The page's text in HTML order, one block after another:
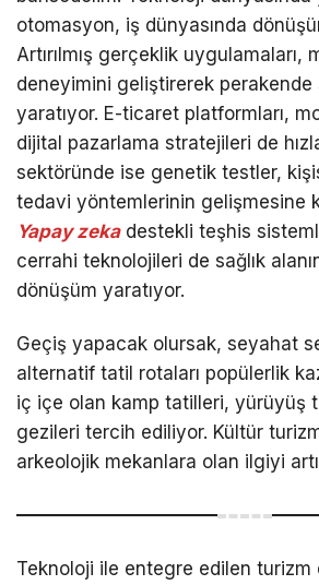
otomasyon, iş dünyasında
Artırılmış gerçeklik uygulamaları,
deneyimini geliştirerek
yaratıyor. E-ticaret platformları,
dijital pazarlama stratejileri de
sektöründe ise genetik testler,
tedavi yöntemlerinin gelişmesine
Yapay zekadestekli teşhis
cerrahi teknolojileri de sağlık
dönüşüm yaratıyor.
Geçiş yapacak olursak, seyahat
alternatif tatil rotaları popülerlik
iç içe olan kamp tatilleri, yürüyüş
gezileri tercih ediliyor. Kültür
arkeolojik mekanlara olan ilgiyi
Teknoloji ile entegre edilen turizm